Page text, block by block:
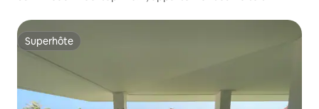
Superhôte
Superhôte